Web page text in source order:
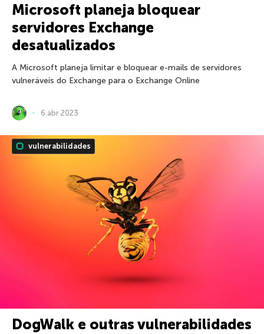
Microsoft planeja bloquear
servidores Exchange
desatualizados
A Microsoft planeja limitar e bloquear e-mails de servidores
vulneráveis ​​do Exchange para o Exchange Online
6 abr 2023
vulnerabilidades
DogWalk e outras vulnerabilidades